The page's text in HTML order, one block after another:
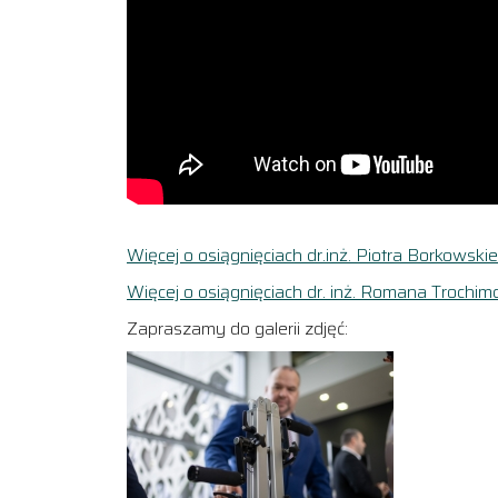
Więcej o osiągnięciach dr.inż. Piotra
Więcej o osiągnięciach dr. inż. Romana
Zapraszamy do galerii zdjęć: